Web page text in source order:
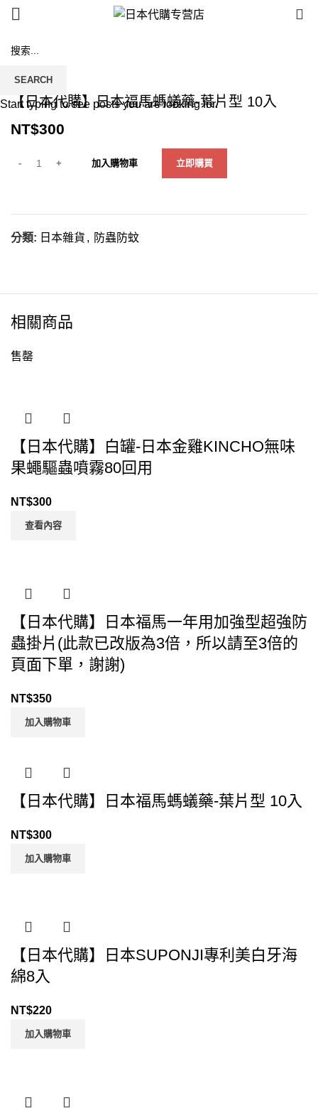
【日本代購】日本福馬螞蟻藥-葉片型 10入
NT$300
加入購物車 立即購買
分類: 日本雜貨 , 防蟲防蚊
相關商品
售罄
【日本代購】白罐-日本金雞KINCHO無味
果蠅驅蟲噴霧80回用
NT$300
查看內容
【日本代購】日本福馬一年用加強型超強防
蟲掛片(此款已改版為3倍，所以請至3倍的
頁面下單，謝謝)
NT$350
加入購物車
【日本代購】日本福馬螞蟻藥-葉片型 10入
NT$300
加入購物車
【日本代購】日本SUPONJI專利美白牙海
綿8入
NT$220
加入購物車
SEARCH
Start typing to see posts you are looking for.